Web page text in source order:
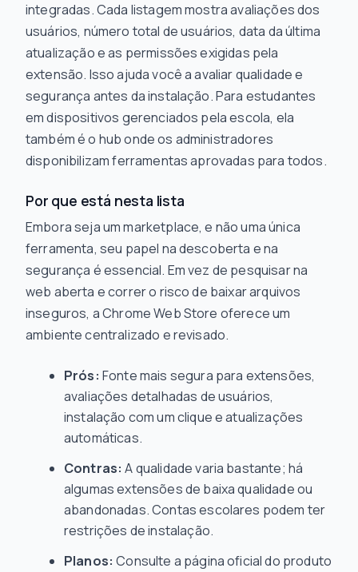
integradas. Cada listagem mostra avaliações dos
usuários, número total de usuários, data da última
atualização e as permissões exigidas pela
extensão. Isso ajuda você a avaliar qualidade e
segurança antes da instalação. Para estudantes
em dispositivos gerenciados pela escola, ela
também é o hub onde os administradores
disponibilizam ferramentas aprovadas para todos.
Por que está nesta lista
Embora seja um marketplace, e não uma única
ferramenta, seu papel na descoberta e na
segurança é essencial. Em vez de pesquisar na
web aberta e correr o risco de baixar arquivos
inseguros, a Chrome Web Store oferece um
ambiente centralizado e revisado.
Prós: Fonte mais segura para extensões,
avaliações detalhadas de usuários,
instalação com um clique e atualizações
automáticas.
Contras: A qualidade varia bastante; há
algumas extensões de baixa qualidade ou
abandonadas. Contas escolares podem ter
restrições de instalação.
Planos: Consulte a página oficial do produto